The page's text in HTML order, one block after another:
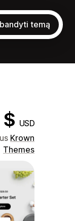
temą
USD
Krown
Themes